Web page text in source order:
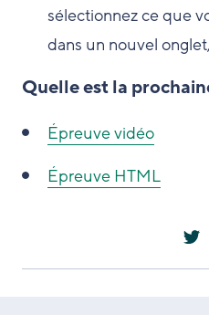
sélectionnez ce que
dans un nouvel
Quelle est la
Épreuve vidéo
Épreuve HTML